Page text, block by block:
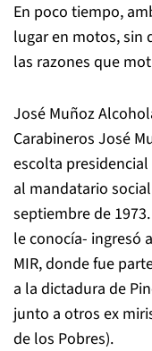
En poco tiempo,
lugar en motos, sin
las razones que
José Muñoz
Carabineros José
escolta
al mandatario
septiembre de
le conocía- ingresó
MIR,donde fue
a la dictadura de
junto a otros ex
de los Pobres).